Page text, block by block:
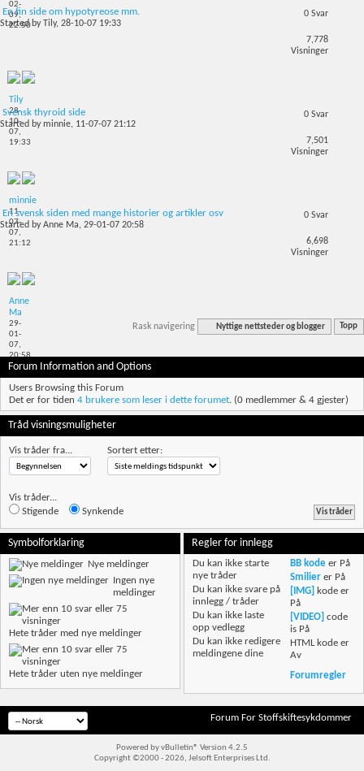
02-
09,
22:50
En fin side om hypotyreose mm.
Started byTily, 28-10-07 19:33
0 Svar
7,778
Visninger
Tily
28-
10-
07,
19:33
Svensk thyroid side
Started byminnie, 11-07-07 21:12
0 Svar
7,501
Visninger
minnie
11-
07-
07,
21:12
En svensk siden med mange historier og artikler osv
Started byAnne Ma, 29-01-07 20:58
0 Svar
6,698
Visninger
Anne
Ma
29-
01-
07,
20:58
Rask navigering Nyttige nettsteder og blogger Topp
Forum Information and Options
Users Browsing this Forum
Det er for tiden 4 brukere som leser i dette forumet . (0 medlemmer & 4 gjester)
Tråd visningsmuligheter
Vis tråder fra... Sortert etter:
Vis tråder...
Stigende
Synkende
Symbolforklaring
Nye meldinger
Ingen nye
meldinger
Hete tråder med nye meldinger
Hete tråder uten nye meldinger
Regler for innlegg
Du kan ikke starte
nye tråder
Du kan ikke svare på
innlegg / tråder
Du kan ikke laste
opp vedlegg
Du kan ikke redigere
meldingene dine
BB kode er På
Smilier er På
[IMG] kode er
På
[VIDEO] code
is På
HTML kode er
Av
Forumregler
Forum For Stoffskiftesykdommer
Powered by vBulletin® Version 4.2.5
Copyright ©2000 - 2026, Jelsoft Enterprises Ltd.